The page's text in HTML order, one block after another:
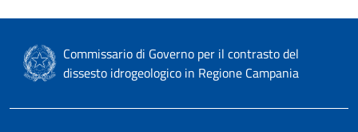
Commissario di Governo per il contrasto del
dissesto idrogeologico in Regione Campania